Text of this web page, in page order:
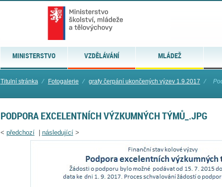
MINISTERSTVO VZDĚLÁVÁNÍ MLÁDEŽ
Titulní stránka ⁄ Fotogalerie ⁄ grafy čerpání ukončených výzev 1.9.2017 ⁄
PODPORA EXCELENTNÍCH VÝZKUMNÝCH TÝMŮ_.JPG
< předchozí| následující>